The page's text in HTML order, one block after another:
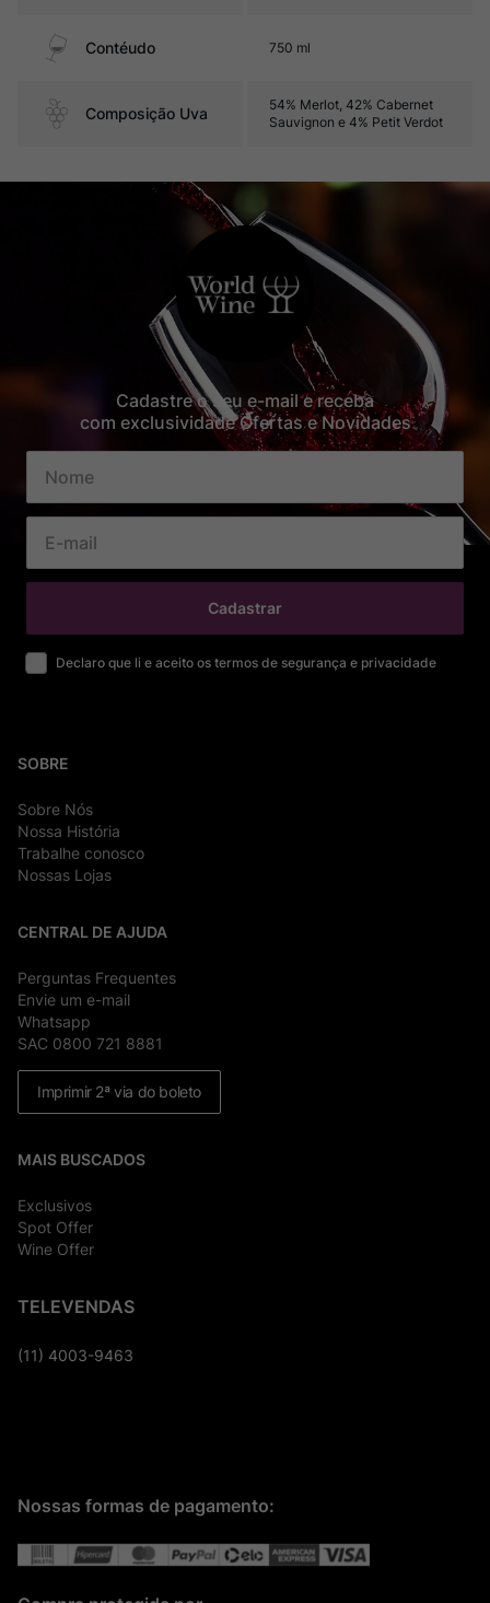
Contéudo 750 ml
Composição Uva
54% Merlot, 42% Cabernet
Sauvignon e 4% Petit Verdot
Cadastre o seu e-mail e receba
com exclusividade Ofertas e Novidades
Cadastrar
Declaro que li e aceito os termos de segurança e privacidade
SOBRE
Sobre Nós
Nossa História
Trabalhe conosco
Nossas Lojas
CENTRAL DE AJUDA
Perguntas Frequentes
Envie um e-mail
Whatsapp
SAC 0800 721 8881
Imprimir 2ª via do boleto
MAIS BUSCADOS
Exclusivos
Spot Offer
Wine Offer
TELEVENDAS
(11) 4003-9463
Nossas formas de pagamento: